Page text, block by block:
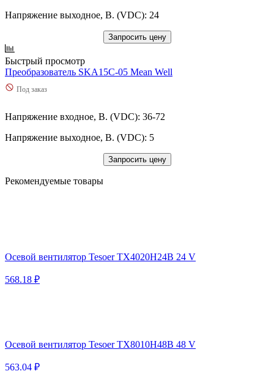
Напряжение выходное, В. (VDC): 24
Запросить цену
Быстрый просмотр
Преобразователь SKA15C-05 Mean Well
Под заказ
Напряжение входное, В. (VDC): 36-72
Напряжение выходное, В. (VDC): 5
Запросить цену
Рекомендуемые товары
Осевой вентилятор Tesoer TX4020H24B 24 V
568.18 ₽
Осевой вентилятор Tesoer TX8010H48B 48 V
563.04 ₽